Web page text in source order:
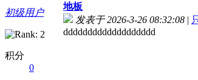
初级用户
积分
0
地板
发表于 2026-3-26 08:32:08 |
ddddddddddddddddddd